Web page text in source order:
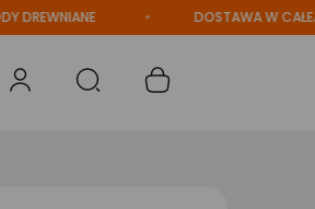
DOSTAWA W CAŁEJ